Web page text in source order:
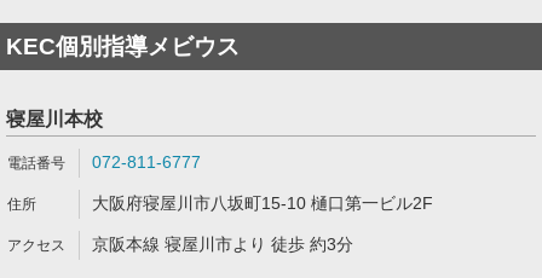
KEC個別指導メビウス
寝屋川本校
072-811-6777
大阪府寝屋川市八坂町15-10 樋口第一ビル2F
京阪本線 寝屋川市より 徒歩 約3分